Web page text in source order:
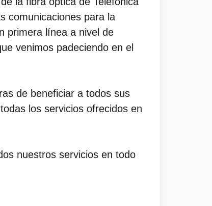
comunicaciones para la
primera línea a nivel de
venimos padeciendo en el
de beneficiar a todos sus
los servicios ofrecidos en
nuestros servicios en todo